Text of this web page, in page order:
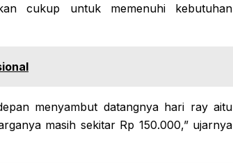
cukup untuk memenuhi kebutuhan
menyambut datangnya hari ray aitu
masih sekitar Rp 150.000,” ujarnya